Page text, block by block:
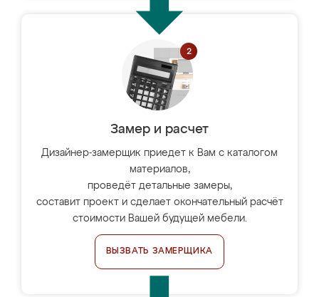
Замер и расчет
Дизайнер-замерщик приедет к Вам с каталогом
материалов,
проведёт детальные замеры,
составит проект и сделает окончательный расчёт
стоимости Вашей будущей мебели.
ВЫЗВАТЬ ЗАМЕРЩИКА